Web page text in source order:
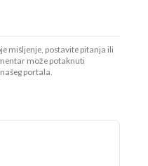
mišljenje, postavite pitanja ili
može potaknuti
portala.